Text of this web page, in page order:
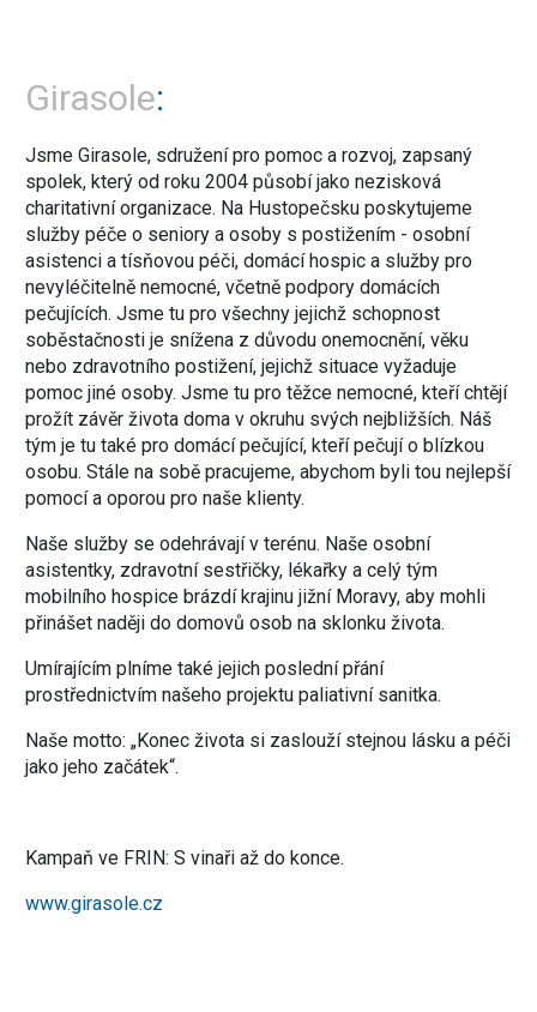
Girasole
Jsme Girasole, sdružení pro pomoc a rozvoj, zapsaný
spolek, který od roku 2004 působí jako nezisková
charitativní organizace. Na Hustopečsku poskytujeme
služby péče o seniory a osoby s postižením - osobní
asistenci a tísňovou péči, domácí hospic a služby pro
nevyléčitelně nemocné, včetně podpory domácích
pečujících. Jsme tu pro všechny jejichž schopnost
soběstačnosti je snížena z důvodu onemocnění, věku
nebo zdravotního postižení, jejichž situace vyžaduje
pomoc jiné osoby. Jsme tu pro těžce nemocné, kteří chtějí
prožít závěr života doma v okruhu svých nejbližších. Náš
tým je tu také pro domácí pečující, kteří pečují o blízkou
osobu. Stále na sobě pracujeme, abychom byli tou nejlepší
pomocí a oporou pro naše klienty.
Naše služby se odehrávají v terénu. Naše osobní
asistentky, zdravotní sestřičky, lékařky a celý tým
mobilního hospice brázdí krajinu jižní Moravy, aby mohli
přinášet naději do domovů osob na sklonku života.
Umírajícím plníme také jejich poslední přání
prostřednictvím našeho projektu paliativní sanitka.
Naše motto: „Konec života si zaslouží stejnou lásku a péči
jako jeho začátek“.
Kampaň ve FRIN: S vinaři až do konce.
www.girasole.cz